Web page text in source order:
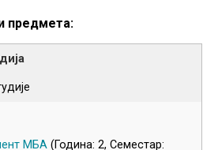
предмета:
МБА (Година: 2, Семестар: